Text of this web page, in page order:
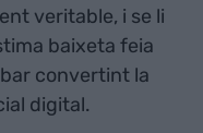
veritable, i se li
baixeta feia
convertint la
digital.